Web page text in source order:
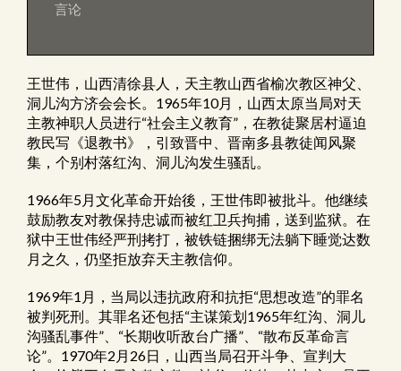
言论
王世伟，山西清徐县人，天主教山西省榆次教区神父、
洞儿沟方济会会长。1965年10月，山西太原当局对天
主教神职人员进行“社会主义教育”，在教徒聚居村逼迫
教民写《退教书》，引致晋中、晋南多县教徒闻风聚
集，个别村落红沟、洞儿沟发生骚乱。
1966年5月文化革命开始後，王世伟即被批斗。他继续
鼓励教友对教保持忠诚而被红卫兵拘捕，送到监狱。在
狱中王世伟经严刑拷打，被铁链捆绑无法躺下睡觉达数
月之久，仍坚拒放弃天主教信仰。
1969年1月，当局以违抗政府和抗拒“思想改造”的罪名
被判死刑。其罪名还包括“主谋策划1965年红沟、洞儿
沟骚乱事件”、“长期收听敌台广播”、“散布反革命言
论”。1970年2月26日，山西当局召开斗争、宣判大